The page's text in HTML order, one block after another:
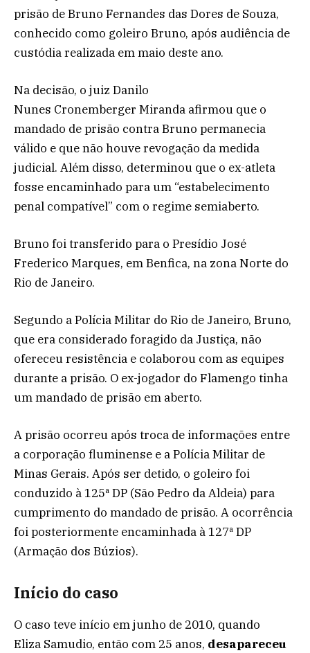
prisão de Bruno Fernandes das Dores de Souza,
conhecido como goleiro Bruno, após audiência de
custódia realizada em maio deste ano.
Na decisão, o juiz Danilo
Nunes Cronemberger Miranda afirmou que o
mandado de prisão contra Bruno permanecia
válido e que não houve revogação da medida
judicial. Além disso, determinou que o ex-atleta
fosse encaminhado para um “estabelecimento
penal compatível” com o regime semiaberto.
Bruno foi transferido para o Presídio José
Frederico Marques, em Benfica, na zona Norte do
Rio de Janeiro.
Segundo a Polícia Militar do Rio de Janeiro, Bruno,
que era considerado foragido da Justiça, não
ofereceu resistência e colaborou com as equipes
durante a prisão. O ex-jogador do Flamengo tinha
um mandado de prisão em aberto.
A prisão ocorreu após troca de informações entre
a corporação fluminense e a Polícia Militar de
Minas Gerais. Após ser detido, o goleiro foi
conduzido à 125ª DP (São Pedro da Aldeia) para
cumprimento do mandado de prisão. A ocorrência
foi posteriormente encaminhada à 127ª DP
(Armação dos Búzios).
Início do caso
O caso teve início em junho de 2010, quando
Eliza Samudio, então com 25 anos, desapareceu